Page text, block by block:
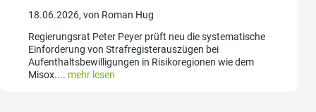
18.06.2026, von Roman Hug
Regierungsrat Peter Peyer prüft neu die systematische
Einforderung von Strafregisterauszügen bei
Aufenthaltsbewilligungen in Risikoregionen wie dem
Misox.... mehr lesen